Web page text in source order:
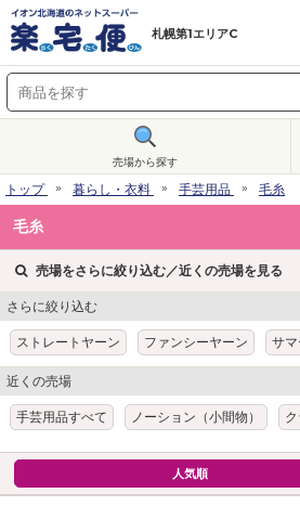
札幌第1エリアC
売場から探す
トップ 暮らし・衣料 手芸用品 毛糸
毛糸
売場をさらに絞り込む／近くの売場を見る
さらに絞り込む
ストレートヤーン ファンシーヤーン サ
近くの売場
手芸用品すべて ノーション（小間物）
人気順